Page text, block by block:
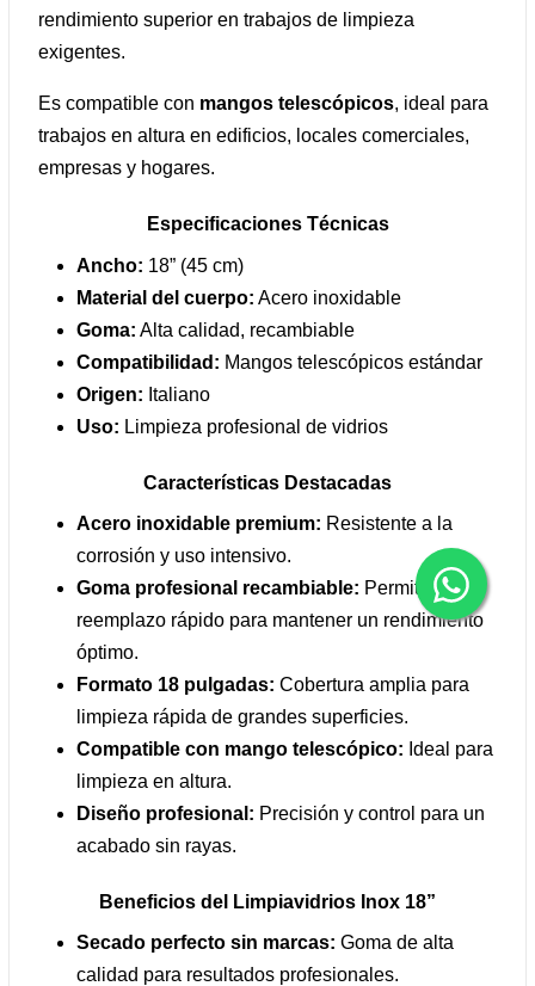
rendimiento superior en trabajos de limpieza
exigentes.
Es compatible con mangos telescópicos, ideal para
trabajos en altura en edificios, locales comerciales,
empresas y hogares.
Especificaciones Técnicas
Ancho: 18” (45 cm)
Material del cuerpo: Acero inoxidable
Goma: Alta calidad, recambiable
Compatibilidad: Mangos telescópicos estándar
Origen: Italiano
Uso: Limpieza profesional de vidrios
Características Destacadas
Acero inoxidable premium: Resistente a la
corrosión y uso intensivo.
Goma profesional recambiable: Permite
reemplazo rápido para mantener un rendimiento
óptimo.
Formato 18 pulgadas: Cobertura amplia para
limpieza rápida de grandes superficies.
Compatible con mango telescópico: Ideal para
limpieza en altura.
Diseño profesional: Precisión y control para un
acabado sin rayas.
Beneficios del Limpiavidrios Inox 18”
Secado perfecto sin marcas: Goma de alta
calidad para resultados profesionales.